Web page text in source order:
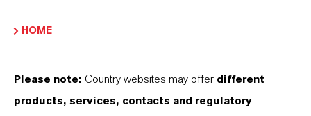
HOME
Please note: Country websites may offer different
products, services, contacts and regulatory